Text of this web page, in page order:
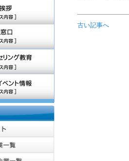
古い記事へ